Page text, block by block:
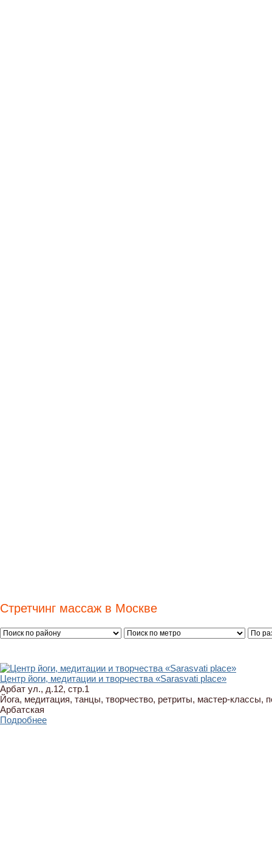
Стретчинг массаж в Москве
Центр йоги, медитации и творчества «Sarasvati place»
Арбат ул., д.12, стр.1
Йога, медитация, танцы, творчество, ретриты, мастер-классы,
Арбатская
Подробнее